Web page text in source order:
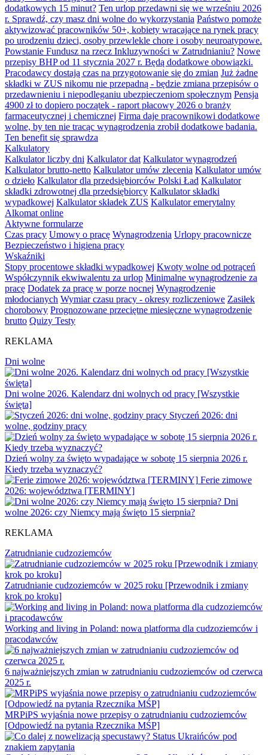
dodatkowych 15 minut? Ten urlop przedawni się we wrześniu 2026
r. Sprawdź, czy masz dni wolne do wykorzystania Państwo pomoże
aktywizować pracowników 50+, kobiety wracające na rynek pracy
po urodzeniu dzieci, osoby przewlekle chore i osoby neuroatypowe.
Powstanie Fundusz na rzecz Inkluzywności w Zatrudnianiu? Nowe
przepisy BHP od 11 stycznia 2027 r. Będą dodatkowe obowiązki.
Pracodawcy dostają czas na przygotowanie się do zmian Już żadne
składki w ZUS nikomu nie przepadną - będzie zmiana przepisów o
przedawnieniu i niepodleganiu ubezpieczeniom społecznym Pensja
4900 zł to dopiero początek - raport płacowy 2026 o branży
farmaceutycznej i chemicznej Firma daje pracownikowi dodatkowe
wolne, by ten nie tracąc wynagrodzenia zrobił dodatkowe badania.
Ten benefit się sprawdza
Kalkulatory
Kalkulator liczby dni Kalkulator dat Kalkulator wynagrodzeń
Kalkulator brutto-netto Kalkulator umów zlecenia Kalkulator umów
o dzieło Kalkulator dla przedsiębiorców Polski Ład Kalkulator
składki zdrowotnej dla przedsiębiorcy Kalkulator składki
wypadkowej Kalkulator składek ZUS Kalkulator emerytalny
Alkomat online
Aktywne formularze
Czas pracy Umowy o pracę Wynagrodzenia Urlopy pracownicze
Bezpieczeństwo i higiena pracy
Wskaźniki
Stopy procentowe składki wypadkowej Kwoty wolne od potrąceń
Współczynnik ekwiwalentu za urlop Minimalne wynagrodzenie za
pracę Dodatek za pracę w porze nocnej Wynagrodzenie
młodocianych Wymiar czasu pracy - okresy rozliczeniowe Zasiłek
chorobowy Prognozowane przeciętne miesięczne wynagrodzenie
brutto Quizy Testy
REKLAMA
Dni wolne
Dni wolne 2026. Kalendarz dni wolnych od pracy [Wszystkie
święta]
Styczeń 2026: dni
wolne, godziny pracy
Dzień wolny za święto wypadające w sobotę 15 sierpnia 2026 r.
Kiedy trzeba wyznaczyć?
Ferie zimowe
2026: województwa [TERMINY]
Dni
wolne 2026: czy Niemcy mają święto 15 sierpnia?
REKLAMA
Zatrudnianie cudzoziemców
Zatrudnianie cudzoziemców w 2025 roku [Przewodnik i zmiany
krok po kroku]
Working and living in Poland: nowa platforma dla cudzoziemców i
pracodawców
6 najważniejszych zmian w zatrudnianiu cudzoziemców od czerwca
2025 r.
MRPiPS wyjaśnia nowe przepisy o zatrudnianiu cudzoziemców
[Odpowiedź na pytania Rzecznika MŚP]